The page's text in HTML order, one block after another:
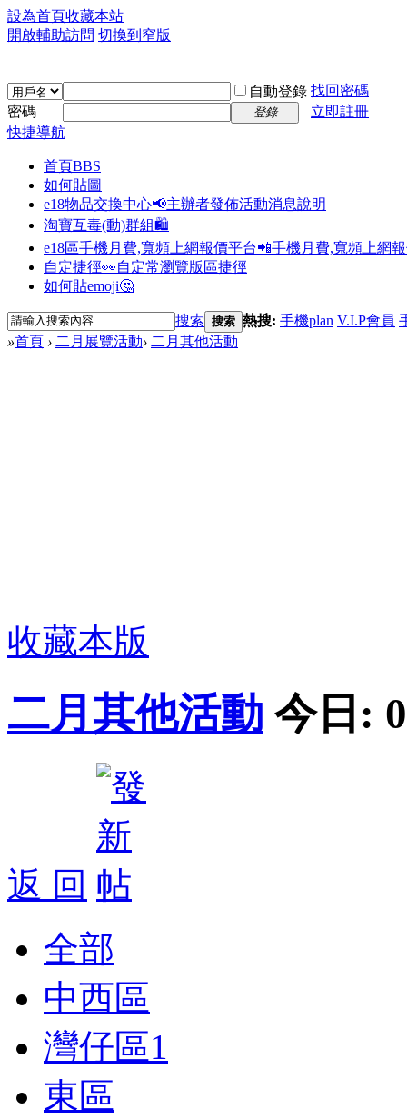
設為首頁收藏本站
開啟輔助訪問 切換到窄版
自動登錄 找回密碼
密碼
登錄
立即註冊
快捷導航
首頁BBS
如何貼圖
e18物品交換中心📢主辦者發佈活動消息說明
淘寶互毒(動)群組🛍️
e18區手機月費,寬頻上網報價平台📲手機月費,寬頻上網
自定捷徑👀自定常瀏覽版區捷徑
如何貼emoji🤔
搜索 搜索 熱搜: 手機plan V.I.P會員
»首頁 › 二月展覽活動› 二月其他活動
收藏本版
二月其他活動 今日: 0
返 回
全部
中西區
灣仔區1
東區